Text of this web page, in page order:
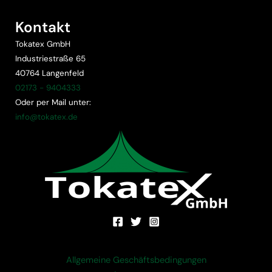
Kontakt
Tokatex GmbH
Industriestraße 65
40764 Langenfeld
02173 - 9404333
Oder per Mail unter:
info@tokatex.de
Allgemeine Geschäftsbedingungen